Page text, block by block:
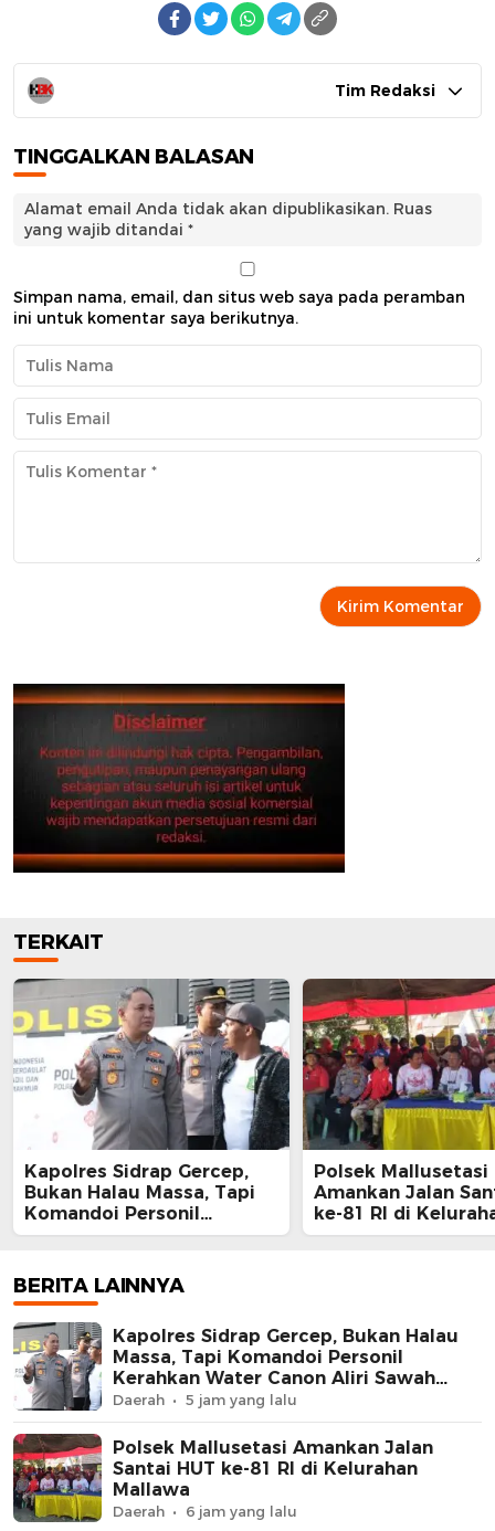
Tim Redaksi
TINGGALKAN BALASAN
Alamat email Anda tidak akan dipublikasikan. Ruas
yang wajib ditandai *
Simpan nama, email, dan situs web saya pada peramban
ini untuk komentar saya berikutnya.
TERKAIT
Kapolres Sidrap Gercep,
Bukan Halau Massa, Tapi
Komandoi Personil
Kerahkan Water Canon
Polsek Mallusetasi
Amankan Jalan
ke-81 RI di
Mallawa
BERITA LAINNYA
Kapolres Sidrap Gercep, Bukan Halau
Massa, Tapi Komandoi Personil
Kerahkan Water Canon Aliri Sawah
Petani
Daerah 5 jam yang lalu
Polsek Mallusetasi Amankan Jalan
Santai HUT ke-81 RI di Kelurahan
Mallawa
Daerah 6 jam yang lalu